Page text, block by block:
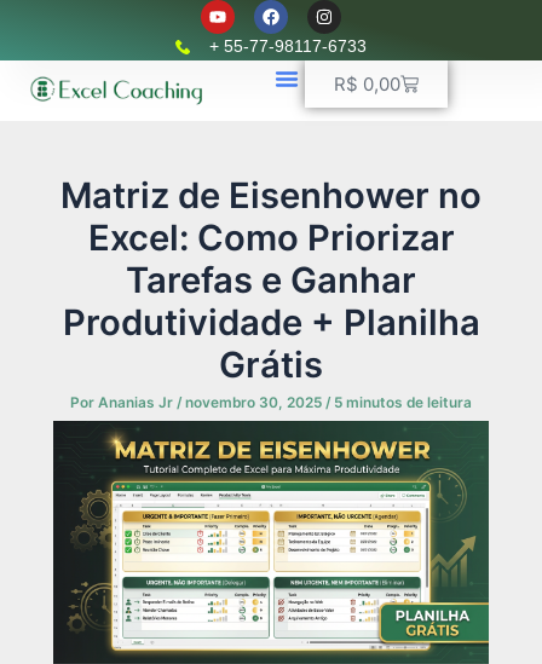
conteúdo
Y
o
u
t
F
a
c
e
b
o
I
n
s
t
r
+ 55-77-98117-6733
R$ 0,00Carrinho
Matriz de Eisenhower no
Excel: Como Priorizar
Tarefas e Ganhar
Produtividade + Planilha
Grátis
Por Ananias Jr /novembro 30, 2025 / 5 minutos de leitura